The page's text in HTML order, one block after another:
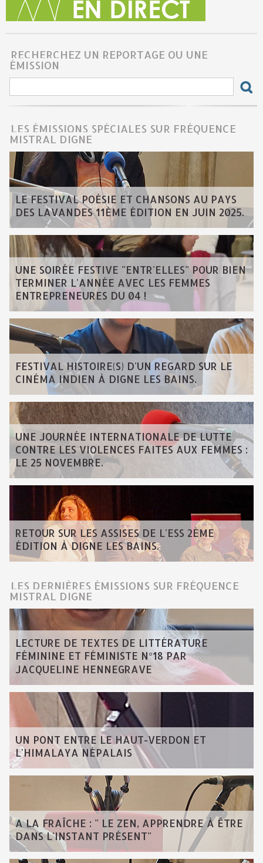
RECHERCHEZ UN REPORTAGE OU UNE
ÉMISSION
LES ÉMISSIONS SPÉCIALES SUR FRÉQUENCE
MISTRAL DIGNE
LE FESTIVAL POÉSIE ET CHANSONS AU PAYS
DES LAVANDES 11ÈME ÉDITION EN JUIN 2025.
UNE SOIRÉE FESTIVE "ENTR'ELLES" POUR BIEN
TERMINER L'ANNÉE AVEC LES FEMMES
ENTREPRENEURES DU 04 !
FESTIVAL HISTOIRE(S) D'UN REGARD SUR LE
CINÉMA INDIEN À DIGNE LES BAINS.
UNE JOURNÉE INTERNATIONALE DE LUTTE
CONTRE LES VIOLENCES FAITES AUX FEMMES :
LE 25 NOVEMBRE.
RETOUR SUR LES ASSISES DE L'ESS 2ÈME
ÉDITION À DIGNE LES BAINS.
LES DERNIÈRES ÉMISSIONS SUR FRÉQUENCE
MISTRAL DIGNE
LECTURE DE TEXTES DE LITTÉRATURE
FÉMININE ET FÉMINISTE N°18 PAR
JACQUELINE HENNEGRAVE
UN PONT ENTRE LE HAUT-VERDON ET
L'HIMALAYA NÉPALAIS
A LA FRAÎCHE : " LE ZEN, APPRENDRE À ÊTRE
DANS L'INSTANT PRÉSENT"